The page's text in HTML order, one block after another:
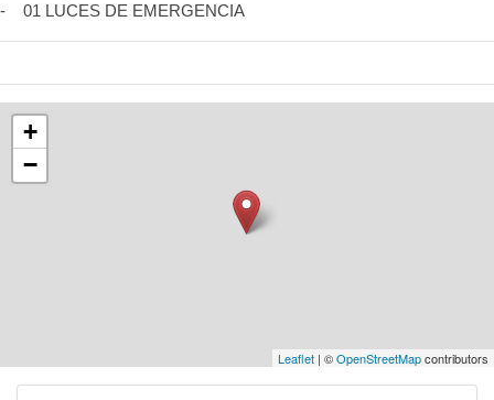
- 01 LUCES DE EMERGENCIA
+
−
Leaflet | ©OpenStreetMapcontributors